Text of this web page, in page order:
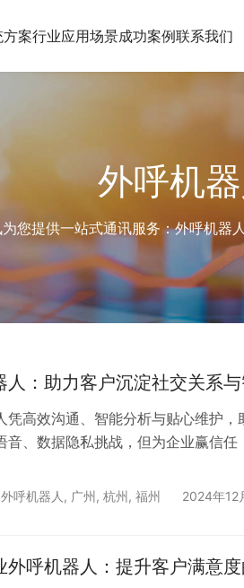
案行业应用场景成功案例联系我们
外呼机
您提供一站式通讯服务：外呼机
人：助力客户沉淀社交关系
凭高效沟通、智能分析与贴心维护
音、数据隐私挑战，但为企业赢信
外呼机器人 , 广州, 杭州, 福州 2024年12
外呼机器人：提升客户满意